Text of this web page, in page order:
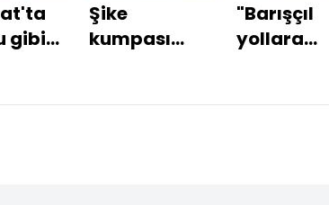
gibi
Şike
kumpası
"Barışçıl
yollara